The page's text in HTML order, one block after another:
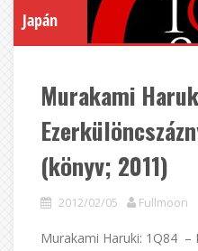
Japán
Murakami
(könyv; 2011)
2012/02/05 Fullmoon
Murakami Haruki: 1Q84 –